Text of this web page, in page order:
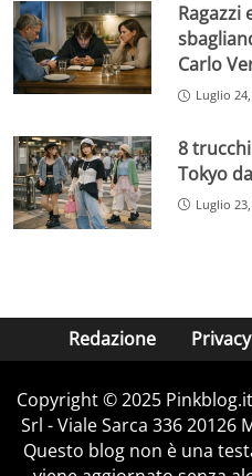
Ragazzi
Carlo
Luglio
8
Tokyo
Luglio
Redazione
Copyright © 2025
Srl - Viale Sarca 336 20126
Questo blog non è una